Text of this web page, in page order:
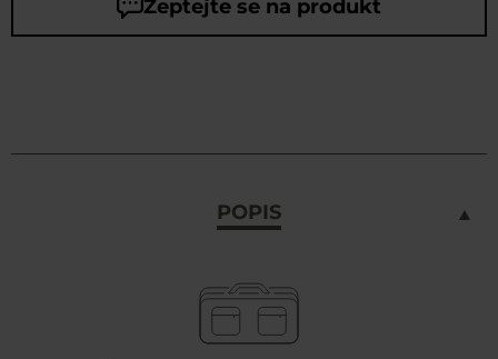
Zeptejte se na produkt
POPIS